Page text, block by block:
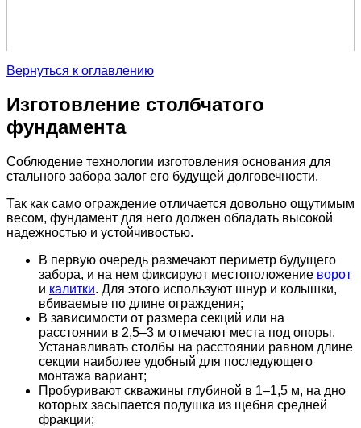
Вернуться к оглавлению
Изготовление столбчатого
фундамента
Соблюдение технологии изготовления основания для
стального забора залог его будущей долговечности.
Так как само ограждение отличается довольно ощутимым
весом, фундамент для него должен обладать высокой
надежностью и устойчивостью.
В первую очередь размечают периметр будущего
забора, и на нем фиксируют местоположение ворот
и калитки. Для этого используют шнур и колышки,
вбиваемые по длине ограждения;
В зависимости от размера секций или на
расстоянии в 2,5–3 м отмечают места под опоры.
Устанавливать столбы на расстоянии равном длине
секции наиболее удобный для последующего
монтажа вариант;
Пробуривают скважины глубиной в 1–1,5 м, на дно
которых засыпается подушка из щебня средней
фракции;